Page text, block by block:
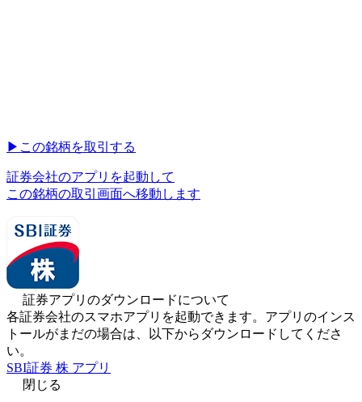
▶︎ この銘柄を取引する
証券会社のアプリを起動して
この銘柄の取引画面へ移動します
証券アプリのダウンロードについて
各証券会社のスマホアプリを起動できます。アプリのインス
トールがまだの場合は、以下からダウンロードしてくださ
い。
SBI証券 株 アプリ
閉じる